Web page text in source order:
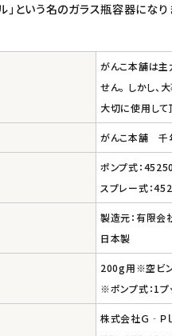
」という名のガラス瓶容器になり
がんこ本舗は主
せん。 しかし、
大切に使用して
がんこ本舗 千
ポンプ式：
スプレー式：
製造元：有限会
日本製
200g用※空ビン
※ポンプ式：1
株式会社Ｇ‐Ｐ